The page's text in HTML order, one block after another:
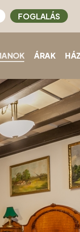
FOGLALÁS
ÁRAK